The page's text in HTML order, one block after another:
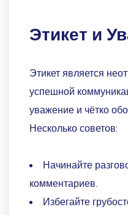
Этикет и
Этикет является
успешной
уважение и чётко
Несколько советов:
Начинайте
комментариев.
Избегайте